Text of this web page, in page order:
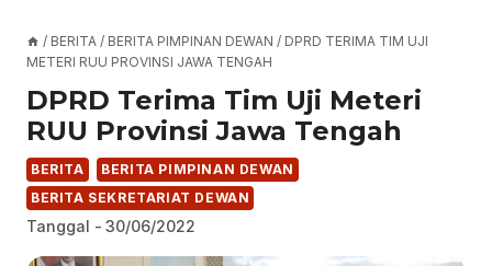
/ BERITA / BERITA PIMPINAN DEWAN / DPRD TERIMA TIM UJI
METERI RUU PROVINSI JAWA TENGAH
DPRD Terima Tim Uji Meteri
RUU Provinsi Jawa Tengah
BERITA
BERITA PIMPINAN DEWAN
BERITA SEKRETARIAT DEWAN
Tanggal - 30/06/2022